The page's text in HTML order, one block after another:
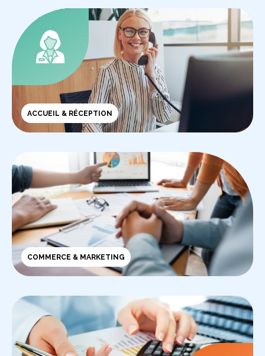
ACCUEIL & RÉCEPTION
COMMERCE & MARKETING